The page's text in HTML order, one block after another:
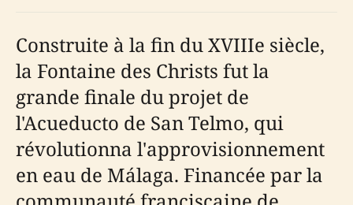
Construite à la fin du XVIIIe siècle,
la Fontaine des Christs fut la
grande finale du projet de
l'Acueducto de San Telmo, qui
révolutionna l'approvisionnement
en eau de Málaga. Financée par la